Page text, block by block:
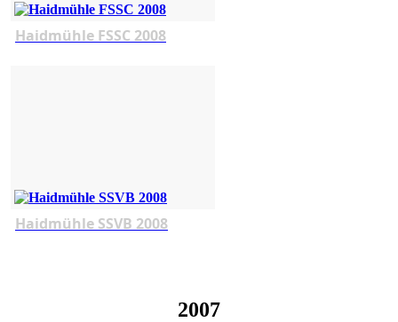
Haidmühle FSSC 2008
Haidmühle SSVB 2008
2007